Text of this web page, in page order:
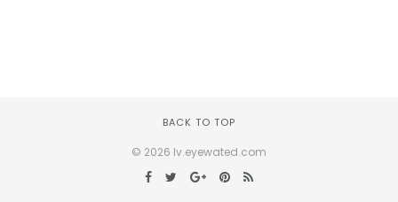
BACK TO TOP
© 2026 lv.eyewated.com